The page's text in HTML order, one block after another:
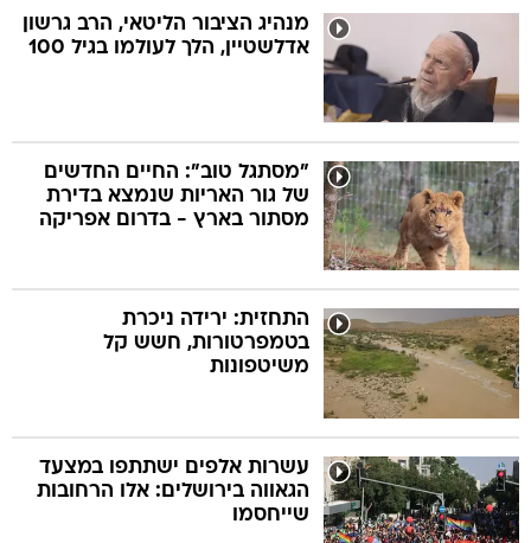
מנהיג הציבור הליטאי, הרב גרשון
אדלשטיין, הלך לעולמו בגיל 100
"מסתגל טוב": החיים החדשים
של גור האריות שנמצא בדירת
מסתור בארץ - בדרום אפריקה
התחזית: ירידה ניכרת
בטמפרטורות, חשש קל
משיטפונות
עשרות אלפים ישתתפו במצעד
הגאווה בירושלים: אלו הרחובות
שייחסמו